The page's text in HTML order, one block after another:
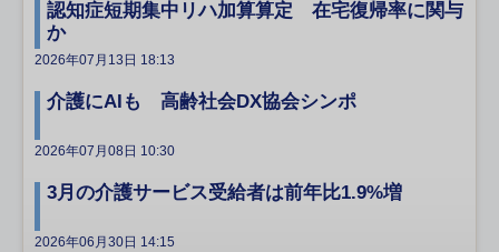
認知症短期集中リハ加算算定 在宅復帰率に関与
か
2026年07月13日 18:13
介護にAIも 高齢社会DX協会シンポ
2026年07月08日 10:30
3月の介護サービス受給者は前年比1.9%増
2026年06月30日 14:15